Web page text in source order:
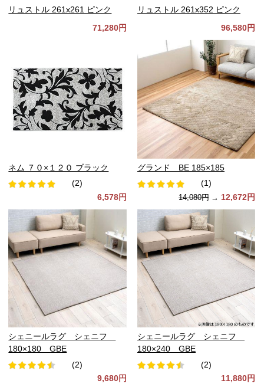
リュストル 261x261 ピンク
71,280円
リュストル 261x352 ピンク
96,580円
ネム ７０×１２０ ブラック
(2)
6,578円
グランド BE 185×185
(1)
14,080円 → 12,672円
シェニールラグ シェニフ
180×180 GBE
(2)
9,680円
シェニールラグ シェニフ
180×240 GBE
(2)
11,880円